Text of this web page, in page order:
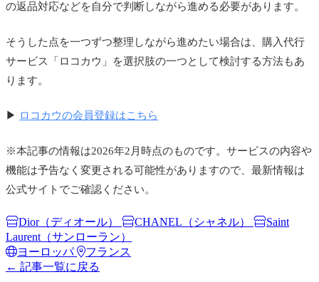
の返品対応などを自分で判断しながら進める必要があります。
そうした点を一つずつ整理しながら進めたい場合は、購入代行
サービス「ロコカウ」を選択肢の一つとして検討する方法もあ
ります。
▶ ロコカウの会員登録はこちら
※本記事の情報は2026年2月時点のものです。サービスの内容や
機能は予告なく変更される可能性がありますので、最新情報は
公式サイトでご確認ください。
Dior（ディオール） CHANEL（シャネル）
Saint
Laurent（サンローラン）
ヨーロッパ
フランス
← 記事一覧に戻る